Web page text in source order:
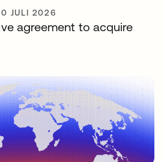
JULI 2026
agreement to acquire